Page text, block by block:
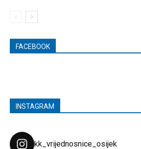
FACEBOOK
INSTAGRAM
kk_vrijednosnice_osijek